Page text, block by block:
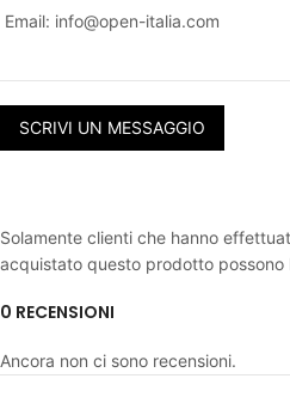
SCRIVI UN MESSAGGIO
Email: info@open-italia.com
0 RECENSIONI
Ancora non ci sono recensioni.
Solamente clienti che hanno
acquistato questo prodotto possono